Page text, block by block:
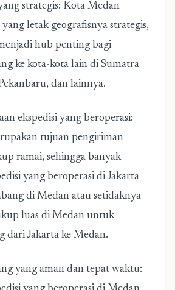
strategis: Kota Medan
letak geografisnya strategis,
hub penting bagi
ke kota-kota lain di Sumatra
dan lainnya.
ekspedisi yang beroperasi:
tujuan pengiriman
ramai, sehingga banyak
yang beroperasi di Jakarta
di Medan atau setidaknya
luas di Medan untuk
dari Jakarta ke Medan.
yang aman dan tepat waktu: